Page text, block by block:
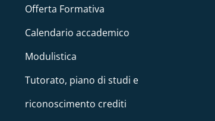
Offerta Formativa
Calendario accademico
Modulistica
Tutorato, piano di studi e
riconoscimento crediti